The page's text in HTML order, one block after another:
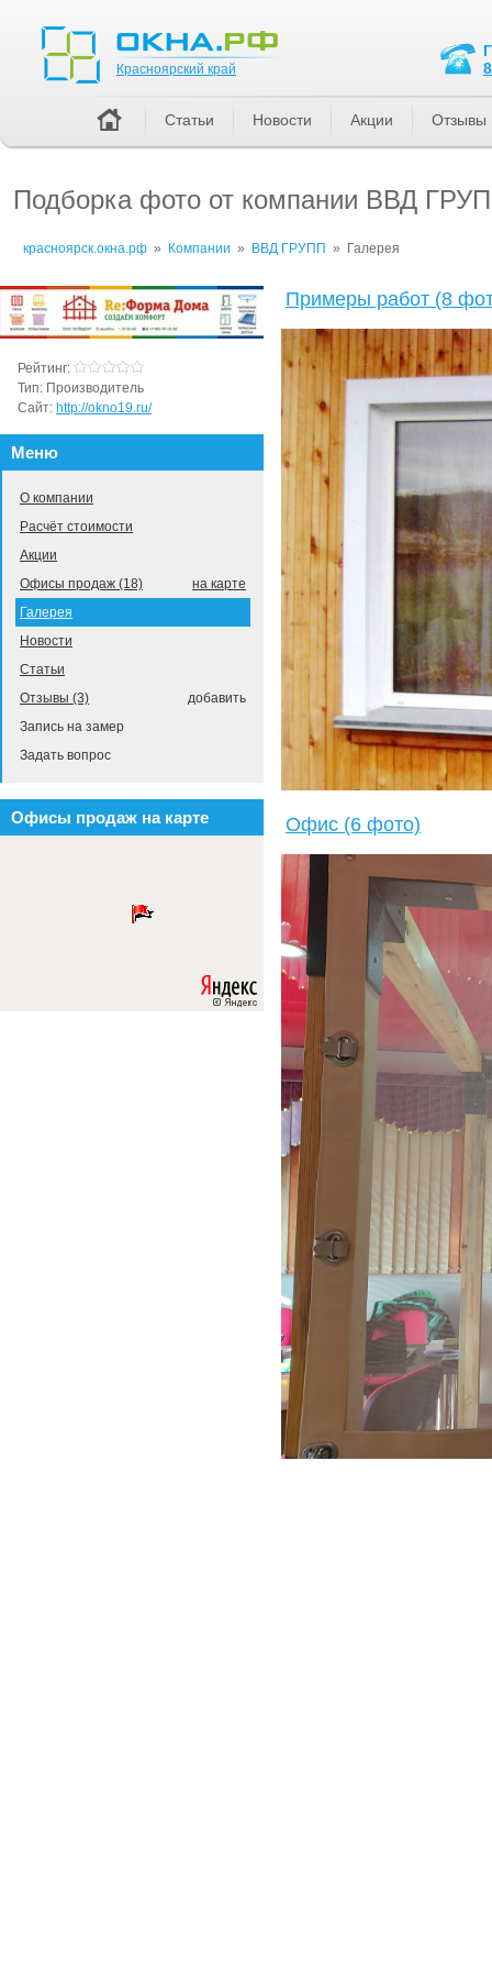
Подборка фото от компании ВВД
красноярск.окна.рф » Компании » ВВД ГРУПП » Галерея
Примеры работ (8
Офис (6 фото)
Рейтинг:
Тип: Производитель
Сайт: http://okno19.ru/
Меню
О компании
Расчёт стоимости
Акции
на карте
Офисы продаж (18)
Галерея
Новости
Статьи
добавить
Отзывы (3)
Запись на замер
Задать вопрос
Офисы продаж на карте
Красноярский край
Статьи Новости Акции Отзывы